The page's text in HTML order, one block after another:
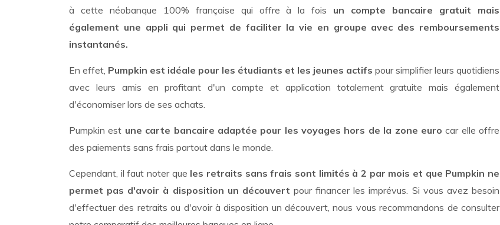
à cette néobanque 100% française qui offre à la fois un compte bancaire gratuit mais
également une appli qui permet de faciliter la vie en groupe avec des remboursements
instantanés.
En effet, Pumpkin est idéale pour les étudiants et les jeunes actifs pour simplifier leurs quotidiens
avec leurs amis en profitant d'un compte et application totalement gratuite mais également
d'économiser lors de ses achats.
Pumpkin est une carte bancaire adaptée pour les voyages hors de la zone euro car elle offre
des paiements sans frais partout dans le monde.
Cependant, il faut noter que les retraits sans frais sont limités à 2 par mois et que Pumpkin ne
permet pas d'avoir à disposition un découvert pour financer les imprévus. Si vous avez besoin
d'effectuer des retraits ou d'avoir à disposition un découvert, nous vous recommandons de consulter